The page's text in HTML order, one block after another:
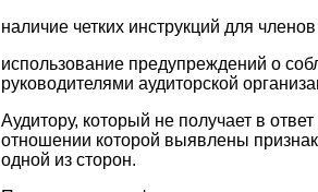
наличие четких инструкций для
использование предупреждений о
руководителями аудиторской
Аудитору, который не получает в
отношении которой выявлены
одной из сторон.